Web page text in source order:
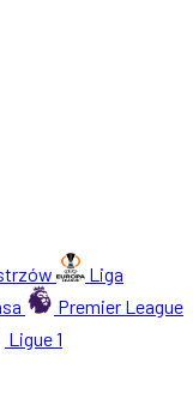
Liga
Premier League
Ligue 1